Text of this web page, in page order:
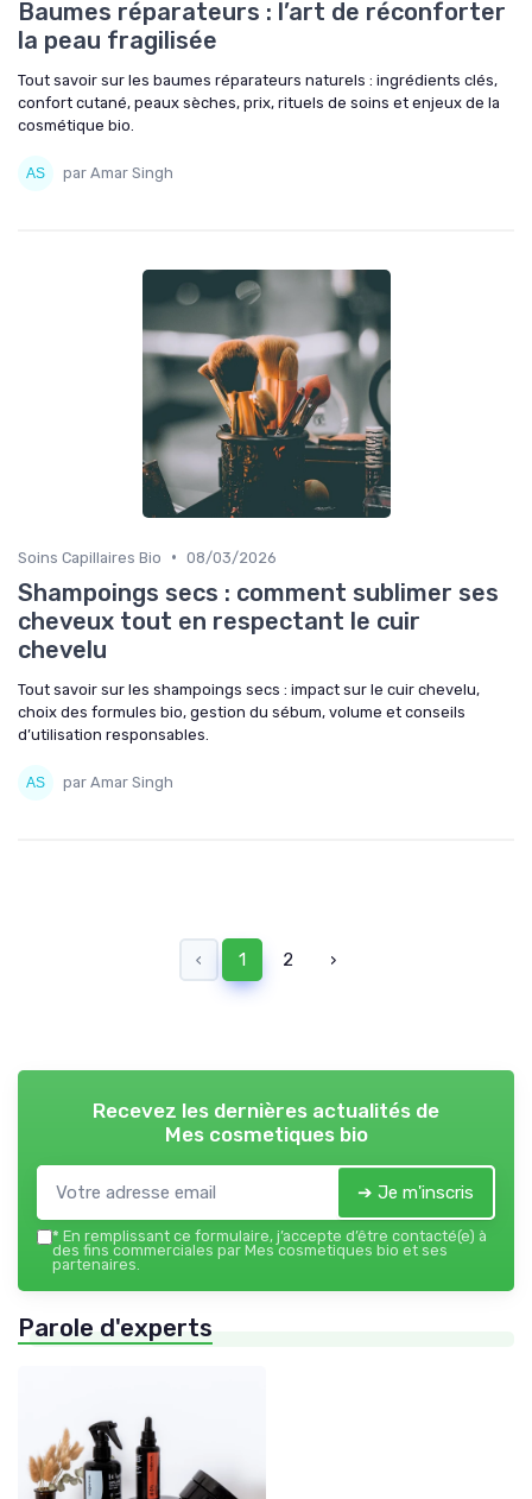
Baumes réparateurs : l’art de réconforter
la peau fragilisée
Tout savoir sur les baumes réparateurs naturels : ingrédients clés,
confort cutané, peaux sèches, prix, rituels de soins et enjeux de la
cosmétique bio.
par Amar Singh
Soins Capillaires Bio • 08/03/2026
Shampoings secs : comment sublimer ses
cheveux tout en respectant le cuir
chevelu
Tout savoir sur les shampoings secs : impact sur le cuir chevelu,
choix des formules bio, gestion du sébum, volume et conseils
d’utilisation responsables.
par Amar Singh
‹ 1 2 ›
Recevez les dernières actualités de
Mes cosmetiques bio
➔ Je m'inscris
* En remplissant ce formulaire, j’accepte d’être contacté(e) à
des fins commerciales par Mes cosmetiques bio et ses
partenaires.
Parole d'experts